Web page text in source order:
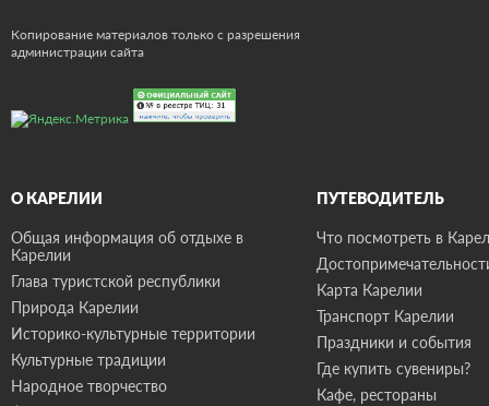
Копирование материалов только с разрешения
администрации сайта
О КАРЕЛИИ
Общая информация об отдыхе в
Карелии
Глава туристской республики
Природа Карелии
Историко-культурные территории
Культурные традиции
Народное творчество
ПУТЕВОДИТЕЛЬ
Что посмотреть в
Карта Карелии
Транспорт Карелии
Праздники и события
Где купить сувениры?
Кафе, рестораны